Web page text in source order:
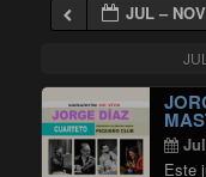
JUL –
Este